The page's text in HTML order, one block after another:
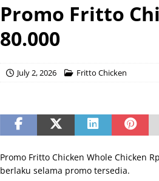
Promo Fritto
80.000
July 2, 2026 Fritto Chicken
Promo Fritto Chicken Whole Chicken
berlaku selama promo tersedia.